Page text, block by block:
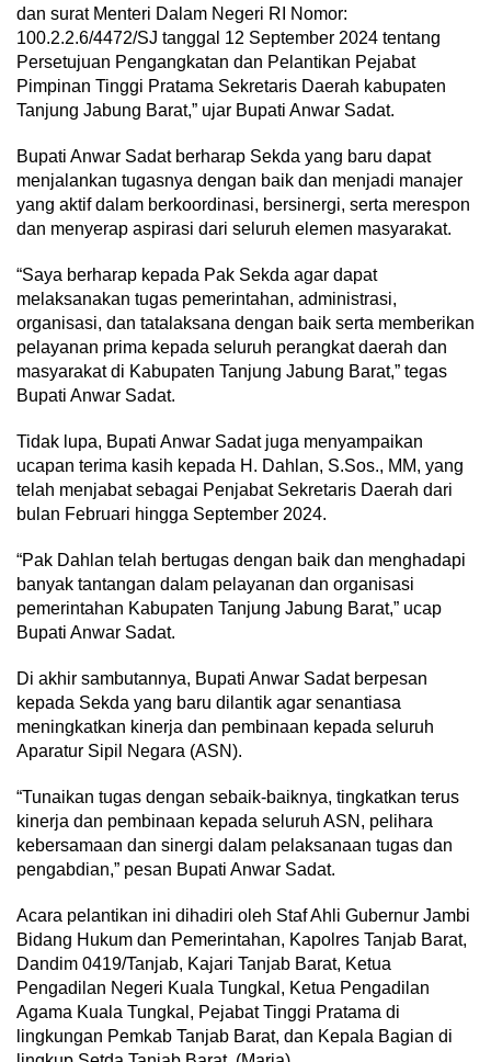
dan surat Menteri Dalam Negeri RI Nomor:
100.2.2.6/4472/SJ tanggal 12 September 2024 tentang
Persetujuan Pengangkatan dan Pelantikan Pejabat
Pimpinan Tinggi Pratama Sekretaris Daerah kabupaten
Tanjung Jabung Barat,” ujar Bupati Anwar Sadat.
Bupati Anwar Sadat berharap Sekda yang baru dapat
menjalankan tugasnya dengan baik dan menjadi manajer
yang aktif dalam berkoordinasi, bersinergi, serta merespon
dan menyerap aspirasi dari seluruh elemen masyarakat.
“Saya berharap kepada Pak Sekda agar dapat
melaksanakan tugas pemerintahan, administrasi,
organisasi, dan tatalaksana dengan baik serta memberikan
pelayanan prima kepada seluruh perangkat daerah dan
masyarakat di Kabupaten Tanjung Jabung Barat,” tegas
Bupati Anwar Sadat.
Tidak lupa, Bupati Anwar Sadat juga menyampaikan
ucapan terima kasih kepada H. Dahlan, S.Sos., MM, yang
telah menjabat sebagai Penjabat Sekretaris Daerah dari
bulan Februari hingga September 2024.
“Pak Dahlan telah bertugas dengan baik dan menghadapi
banyak tantangan dalam pelayanan dan organisasi
pemerintahan Kabupaten Tanjung Jabung Barat,” ucap
Bupati Anwar Sadat.
Di akhir sambutannya, Bupati Anwar Sadat berpesan
kepada Sekda yang baru dilantik agar senantiasa
meningkatkan kinerja dan pembinaan kepada seluruh
Aparatur Sipil Negara (ASN).
“Tunaikan tugas dengan sebaik-baiknya, tingkatkan terus
kinerja dan pembinaan kepada seluruh ASN, pelihara
kebersamaan dan sinergi dalam pelaksanaan tugas dan
pengabdian,” pesan Bupati Anwar Sadat.
Acara pelantikan ini dihadiri oleh Staf Ahli Gubernur Jambi
Bidang Hukum dan Pemerintahan, Kapolres Tanjab Barat,
Dandim 0419/Tanjab, Kajari Tanjab Barat, Ketua
Pengadilan Negeri Kuala Tungkal, Ketua Pengadilan
Agama Kuala Tungkal, Pejabat Tinggi Pratama di
lingkungan Pemkab Tanjab Barat, dan Kepala Bagian di